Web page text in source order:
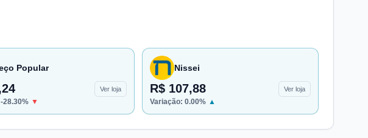
Popular
Ver loja
-28.30% ▼
Nissei
R$ 107,88 Ver loja
Variação: 0.00% ▲